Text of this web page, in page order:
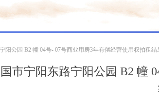
市宁阳东路宁阳公园 B2 幢
阳公园 B2 幢 04号- 07号商业用房3年有偿经营使用权拍租结